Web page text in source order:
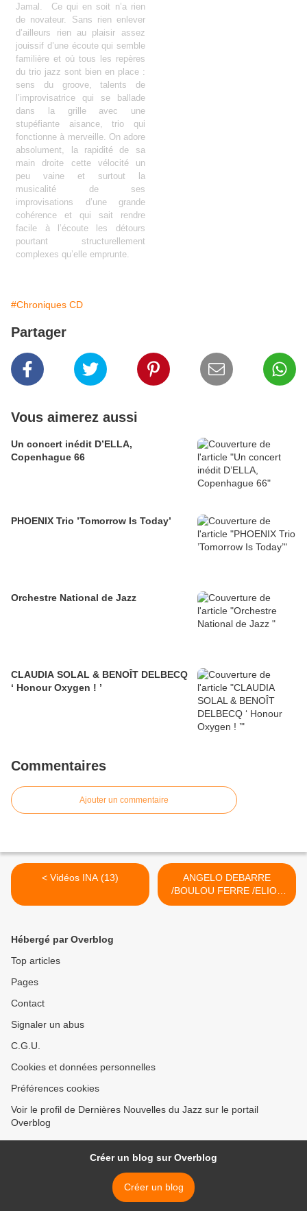
Jamal. Ce qui en soit n’a rien
de novateur. Sans rien enlever
d’ailleurs rien au plaisir assez
jouissif d’une écoute qui semble
familière et où tous les repères
du trio jazz sont bien en place :
sens du groove, talents de
l’improvisatrice qui se ballade
dans la grille avec une
stupéfiante aisance, trio qui
fonctionne à merveille. On adore
absolument, la rapidité de sa
main droite cette vélocité un
peu vaine et surtout la
musicalité de ses
improvisations d’une grande
cohérence et qui sait rendre
facile à l’écoute les détours
pourtant structurellement
complexes qu’elle emprunte.
#Chroniques CD
Partager
Vous aimerez aussi
Un concert inédit D’ELLA,
Copenhague 66
PHOENIX Trio ’Tomorrow Is Today’
Orchestre National de Jazz
CLAUDIA SOLAL & BENOÎT DELBECQ
‘ Honour Oxygen ! ’
Commentaires
Ajouter un commentaire
< Vidéos INA (13)
ANGELO DEBARRE
/BOULOU FERRE /ELIOS
FERRE /ROMANE >
Hébergé par Overblog
Top articles
Pages
Contact
Signaler un abus
C.G.U.
Cookies et données personnelles
Préférences cookies
Voir le profil de Dernières Nouvelles du Jazz sur le portail
Overblog
Créer un blog sur Overblog
Créer un blog